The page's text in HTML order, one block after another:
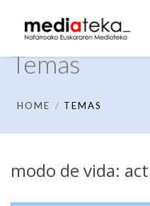
Temas
HOME TEMAS
modo de vida: